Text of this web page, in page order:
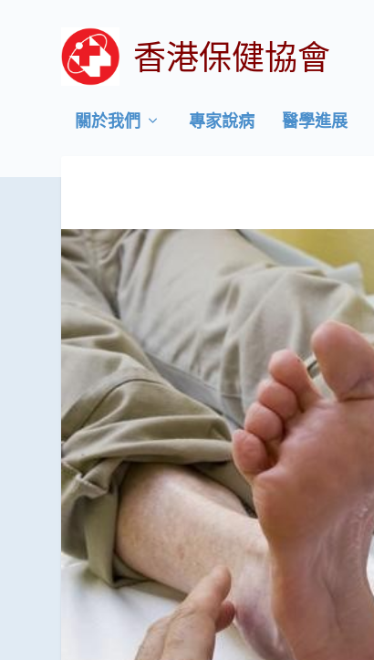
香港保健協會
關於我們 專家說病 醫學進展